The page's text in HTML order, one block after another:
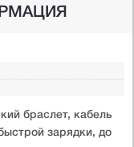
браслет, кабель
зарядки, до